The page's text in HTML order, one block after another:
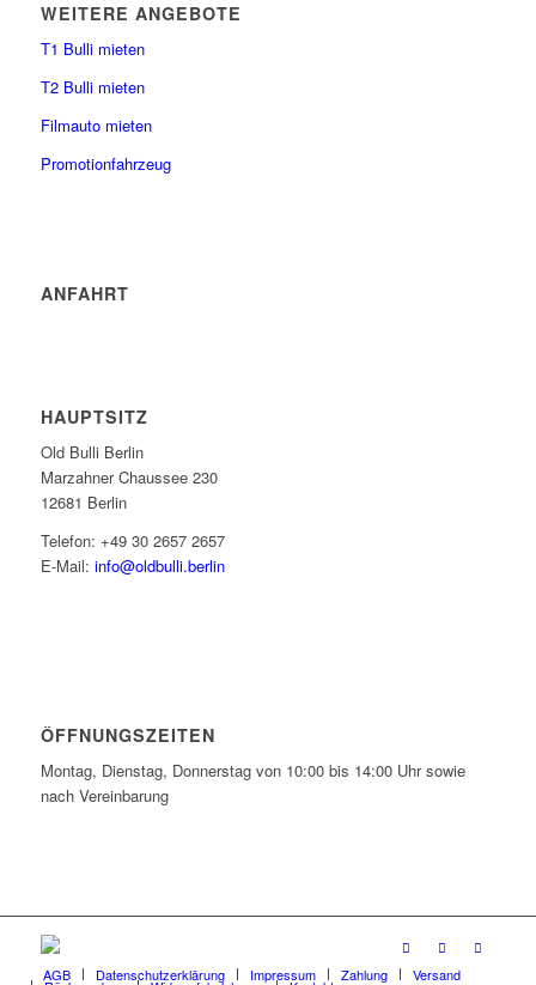
WEITERE ANGEBOTE
T1 Bulli mieten
T2 Bulli mieten
Filmauto mieten
Promotionfahrzeug
ANFAHRT
HAUPTSITZ
Old Bulli Berlin
Marzahner Chaussee 230
12681 Berlin
Telefon: +49 30 2657 2657
E-Mail: info@oldbulli.berlin
ÖFFNUNGSZEITEN
Montag, Dienstag, Donnerstag von 10:00 bis 14:00 Uhr sowie
nach Vereinbarung
AGB Datenschutzerklärung Impressum Zahlung Versand